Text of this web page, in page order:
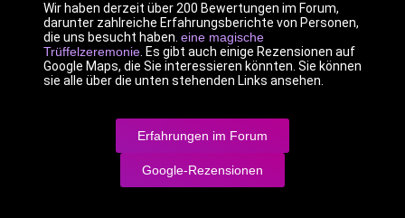
Wir haben derzeit über 200 Bewertungen im Forum,
darunter zahlreiche Erfahrungsberichte von Personen,
die uns besucht haben. eine magische
Trüffelzeremonie . Es gibt auch einige Rezensionen auf
Google Maps, die Sie interessieren könnten. Sie können
sie alle über die unten stehenden Links ansehen.
Erfahrungen im Forum
Google-Rezensionen